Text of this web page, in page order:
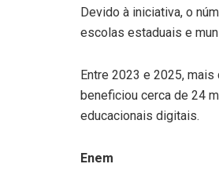
Devido à iniciativa, o
escolas estaduais e
Entre 2023 e 2025,
beneficiou cerca de 24
educacionais digitais.
Enem